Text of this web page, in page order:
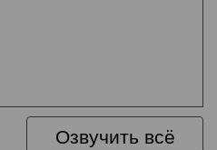
Озвучить всё